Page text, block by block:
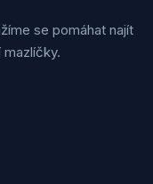
se pomáhat najít